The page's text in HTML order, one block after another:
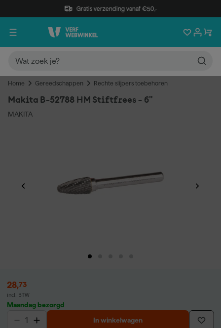
Gratis verzending vanaf €50,-
Home Gereedschappen Rechte slijpers toebehoren
Makita B-52788 HM Stiftfrees - 6"
MAKITA
28,73
incl. BTW
Maandag bezorgd
In winkelwagen